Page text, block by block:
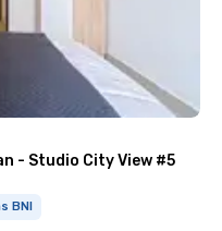
- Studio City View #5
BNI